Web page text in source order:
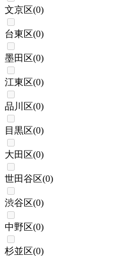
文京区(0)
台東区(0)
墨田区(0)
江東区(0)
品川区(0)
目黒区(0)
大田区(0)
世田谷区(0)
渋谷区(0)
中野区(0)
杉並区(0)